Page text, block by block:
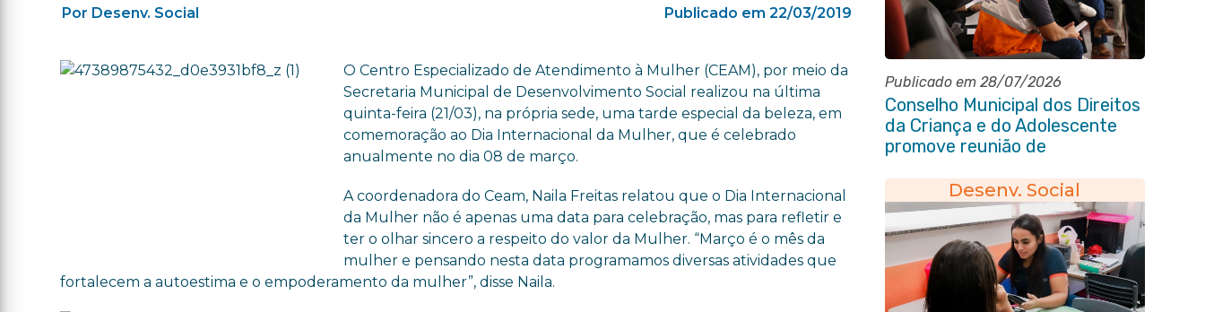
Por Desenv. Social Publicado em 22/03/2019
O Centro Especializado de Atendimento à Mulher (CEAM), por meio da
Secretaria Municipal de Desenvolvimento Social realizou na última
quinta-feira (21/03), na própria sede, uma tarde especial da beleza, em
comemoração ao Dia Internacional da Mulher, que é celebrado
anualmente no dia 08 de março.
A coordenadora do Ceam, Naila Freitas relatou que o Dia Internacional
da Mulher não é apenas uma data para celebração, mas para refletir e
ter o olhar sincero a respeito do valor da Mulher. “Março é o mês da
mulher e pensando nesta data programamos diversas atividades que
fortalecem a autoestima e o empoderamento da mulher”, disse Naila.
Publicado em 28/07/2026
Conselho Municipal dos Direitos
da Criança e do Adolescente
promove reunião de
públicosDesenv. Social